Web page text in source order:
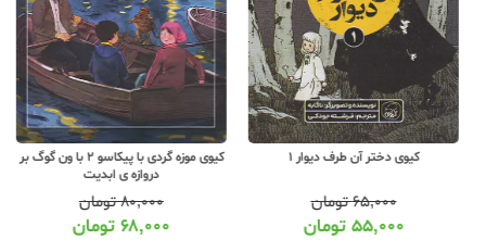
کیوی دختر آن طرف دیوار 1
۶۵,۰۰۰تومان
۵۵,۰۰۰تومان
کیوی موزه گردی با پیکاسو 2 با ون گوگ بر
دروازه ی ابدیت
۸۰,۰۰۰تومان
۶۸,۰۰۰تومان